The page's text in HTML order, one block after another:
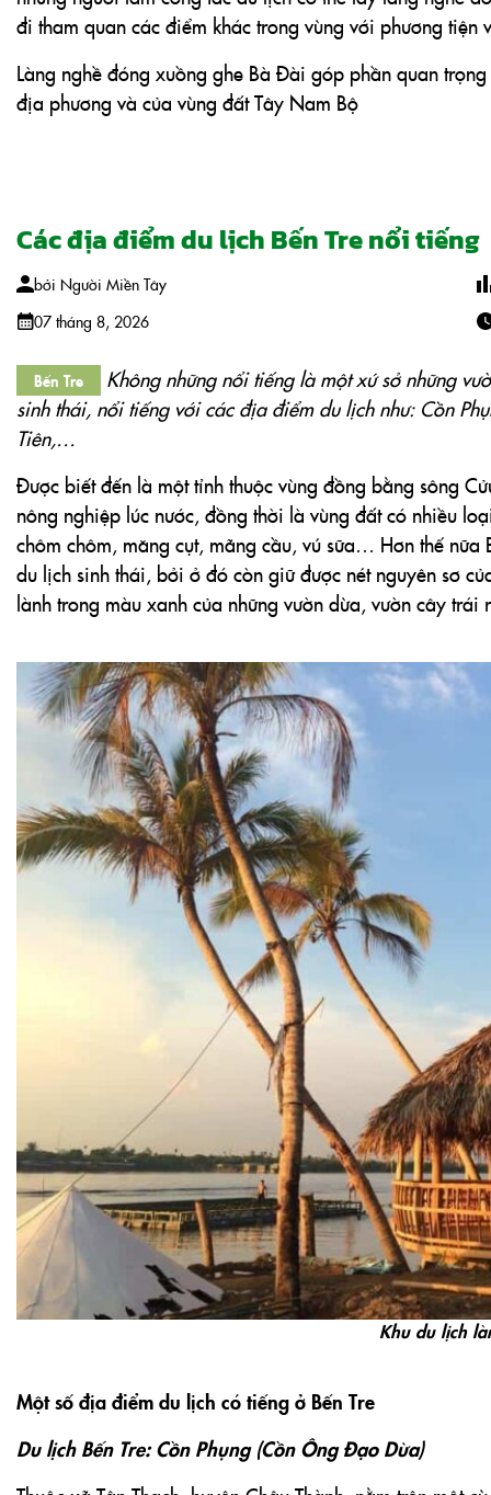
Các địa điểm du lịch Bến Tre nổi tiếng
Bến Tre
Không những nổi tiếng là một xứ sở những
sinh thái, nổi tiếng với các địa điểm du lịch như: Cồn
Tiên,…
Được biết đến là một tỉnh thuộc vùng đồng bằng sông
nông nghiệp lúc nước, đồng thời là vùng đất có nhiều
chôm chôm, măng cụt, mãng cầu, vú sữa… Hơn thế nữa
du lịch sinh thái, bởi ở đó còn giữ được nét nguyên sơ
lành trong màu xanh của những vườn dừa, vườn cây trái
Khu du lịch
Một số địa điểm du lịch có tiếng ở Bến Tre
Du lịch Bến Tre: Cồn Phụng (Cồn Ông Đạo Dừa)
Thuộc xã Tân Thạch, huyện Châu Thành, nằm trên một
dừa… lên xe ngựa thăm vườn cây ăn trái, dừng chân
mật ong và quất, thưởng thức các món ăn trái cây miền
Cồn Phụng có di tích Đạo Dừa trên diện tích chừng